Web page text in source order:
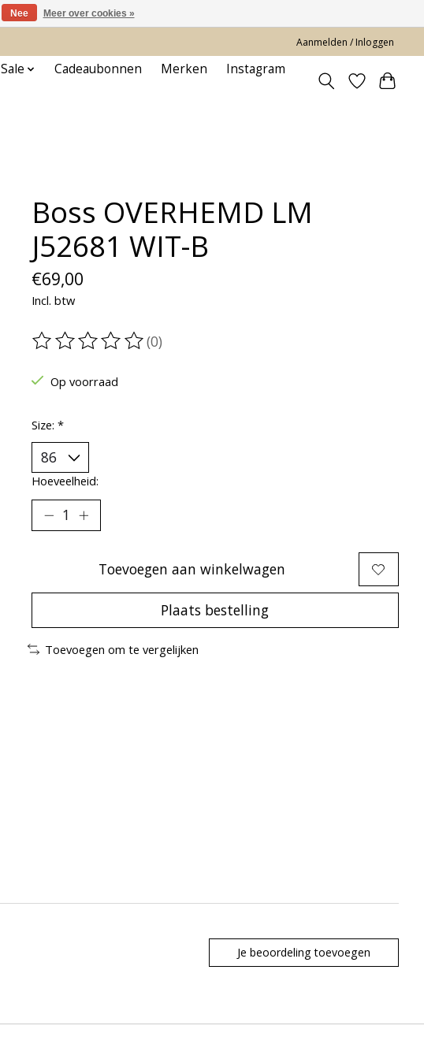
Aanmelden / Inloggen
Sale Cadeaubonnen Merken
Instagram
Boss OVERHEMD LM
J52681 WIT-B
€69,00
Incl. btw
De beoordeling van dit product is
(0)
Op voorraad
Size: *
Hoeveelheid:
Toevoegen aan winkelwagen
Plaats bestelling
Toevoegen om te vergelijken
Je beoordeling toevoegen
Nee Meer over cookies »